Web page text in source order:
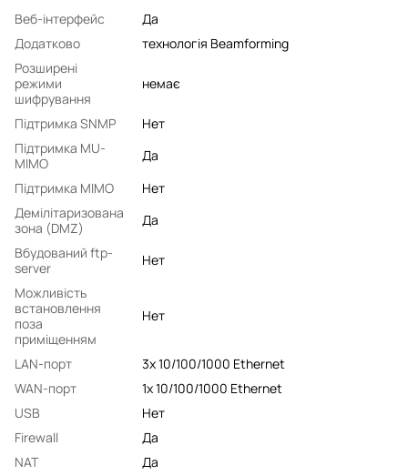
Веб-інтерфейс
Да
Додатково
технологія Beamforming
Розширені
режими
шифрування
немає
Підтримка SNMP
Нет
Підтримка MU-
MIMO
Да
Підтримка MIMO
Нет
Демілітаризована
зона (DMZ)
Да
Вбудований ftp-
server
Нет
Можливість
встановлення
поза
приміщенням
Нет
LAN-порт
3x 10/100/1000 Ethernet
WAN-порт
1x 10/100/1000 Ethernet
USB
Нет
Firewall
Да
NAT
Да